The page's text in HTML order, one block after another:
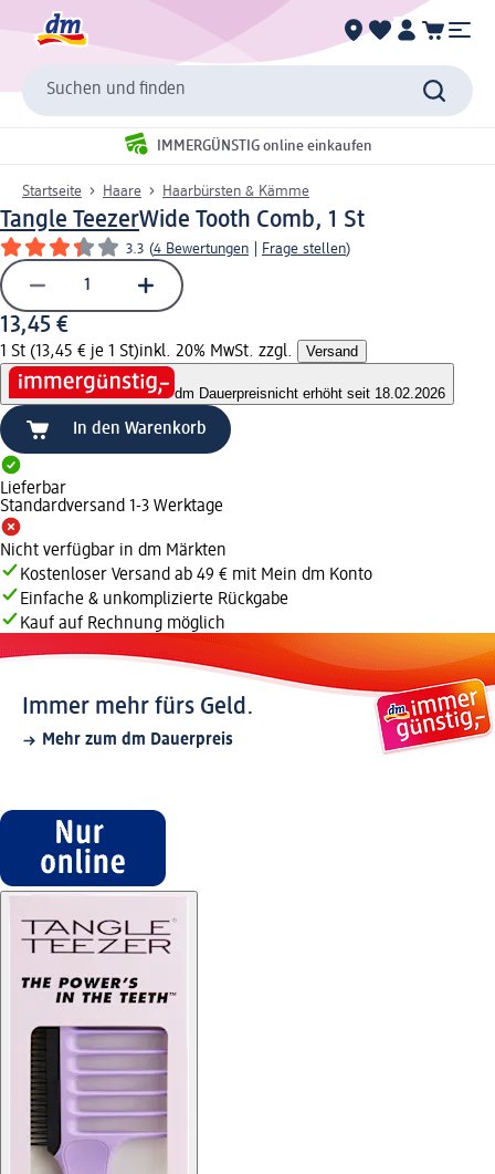
Suchen und finden
IMMERGÜNSTIG online einkaufen
Startseite Haare Haarbürsten & Kämme
Tangle TeezerWide Tooth Comb, 1 St
3.3 (4 Bewertungen Frage stellen)
13,45 €
1 St (13,45 € je 1 St)inkl. 20% MwSt. zzgl. Versand
dm Dauerpreisnicht erhöht seit 18.02.2026
In den Warenkorb
Lieferbar
Standardversand 1-3 Werktage
Nicht verfügbar in dm Märkten
Kostenloser Versand ab 49 € mit Mein dm Konto
Einfache & unkomplizierte Rückgabe
Kauf auf Rechnung möglich
Immer mehr fürs Geld.
Mehr zum dm Dauerpreis